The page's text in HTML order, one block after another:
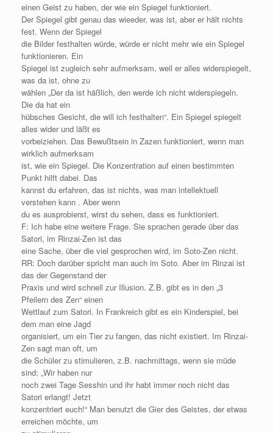
einen Geist zu haben, der wie ein Spiegel funktioniert.
Der Spiegel gibt genau das wieeder, was ist, aber er hält nichts
fest. Wenn der Spiegel
die Bilder festhalten würde, würde er nicht mehr wie ein Spiegel
funktionieren. Ein
Spiegel ist zugleich sehr aufmerksam, weil er alles widerspiegelt,
was da ist, ohne zu
wählen „Der da ist häßlich, den werde ich nicht widerspiegeln.
Die da hat ein
hübsches Gesicht, die will ich festhalten“. Ein Spiegel spiegelt
alles wider und läßt es
vorbeiziehen. Das Bewußtsein in Zazen funktioniert, wenn man
wirklich aufmerksam
ist, wie ein Spiegel. Die Konzentration auf einen bestimmten
Punkt hilft dabei. Das
kannst du erfahren, das ist nichts, was man intellektuell
verstehen kann . Aber wenn
du es ausprobierst, wirst du sehen, dass es funktioniert.
F: Ich habe eine weitere Frage. Sie sprachen gerade über das
Satori, im Rinzai-Zen ist das
eine Sache, über die viel gesprochen wird, im Soto-Zen nicht.
RR: Doch darüber spricht man auch im Soto. Aber im Rinzai ist
das der Gegenstand der
Praxis und wird schnell zur Illusion. Z.B. gibt es in den „3
Pfeilern des Zen“ einen
Wettlauf zum Satori. In Frankreich gibt es ein Kinderspiel, bei
dem man eine Jagd
organisiert, um ein Tier zu fangen, das nicht existiert. Im Rinzai-
Zen sagt man oft, um
die Schüler zu stimulieren, z.B. nachmittags, wenn sie müde
sind: „Wir haben nur
noch zwei Tage Sesshin und ihr habt immer noch nicht das
Satori erlangt! Jetzt
konzentriert euch!“ Man benutzt die Gier des Geistes, der etwas
erreichen möchte, um